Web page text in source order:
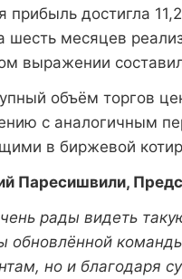
прибыль достигла
шесть месяцев
выражении
объём торгов
с аналогичным
в биржевой
Паресишвили,
рады видеть
обновлённой
но и благодаря